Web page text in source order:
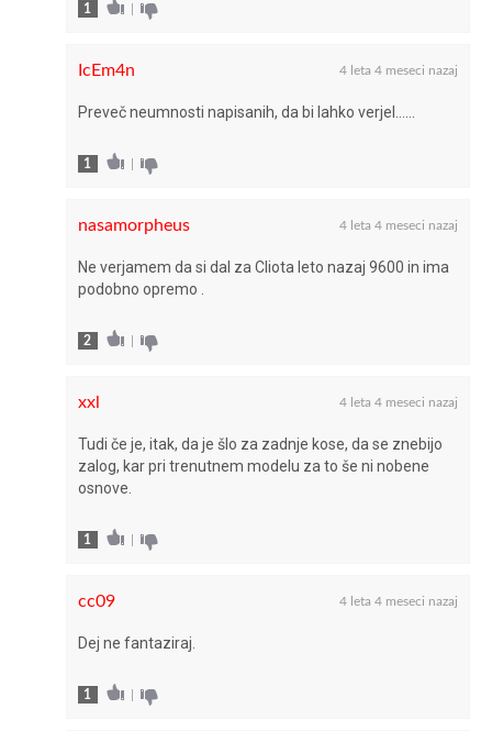
1
IcEm4n 4 leta 4 meseci nazaj
Preveč neumnosti napisanih, da bi lahko verjel……
1
nasamorpheus 4 leta 4 meseci nazaj
Ne verjamem da si dal za Cliota leto nazaj 9600 in ima
podobno opremo .
2
xxl 4 leta 4 meseci nazaj
Tudi če je, itak, da je šlo za zadnje kose, da se znebijo
zalog, kar pri trenutnem modelu za to še ni nobene
osnove.
1
cc09 4 leta 4 meseci nazaj
Dej ne fantaziraj.
1